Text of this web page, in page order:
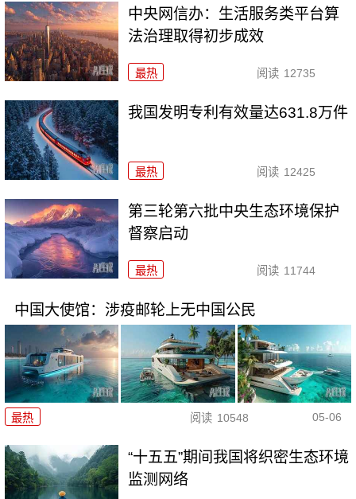
中央网信办：生活服务类平台算
法治理取得初步成效
最热 阅读 12735
我国发明专利有效量达631.8万件
最热 阅读 12425
第三轮第六批中央生态环境保护
督察启动
最热 阅读 11744
中国大使馆：涉疫邮轮上无中国公民
最热 阅读 10548 05-06
“十五五”期间我国将织密生态环境
监测网络